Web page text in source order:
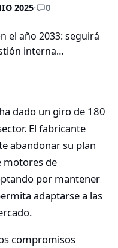
2025· 0
dado un giro de 180
El fabricante
abandonar su plan
motores de
por mantener
adaptarse a las
compromisos